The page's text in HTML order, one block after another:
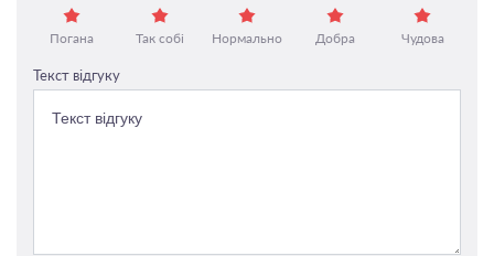
Погана Так собі Нормально Добра Чудова
Текст відгуку